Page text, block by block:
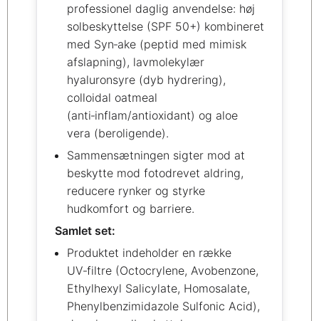
professionel daglig anvendelse: høj
solbeskyttelse (SPF 50+) kombineret
med Syn‑ake (peptid med mimisk
afslapning), lavmolekylær
hyaluronsyre (dyb hydrering),
colloidal oatmeal
(anti‑inflam/antioxidant) og aloe
vera (beroligende).
Sammensætningen sigter mod at
beskytte mod fotodrevet aldring,
reducere rynker og styrke
hudkomfort og barriere.
Samlet set:
Produktet indeholder en række
UV‑filtre (Octocrylene, Avobenzone,
Ethylhexyl Salicylate, Homosalate,
Phenylbenzimidazole Sulfonic Acid),